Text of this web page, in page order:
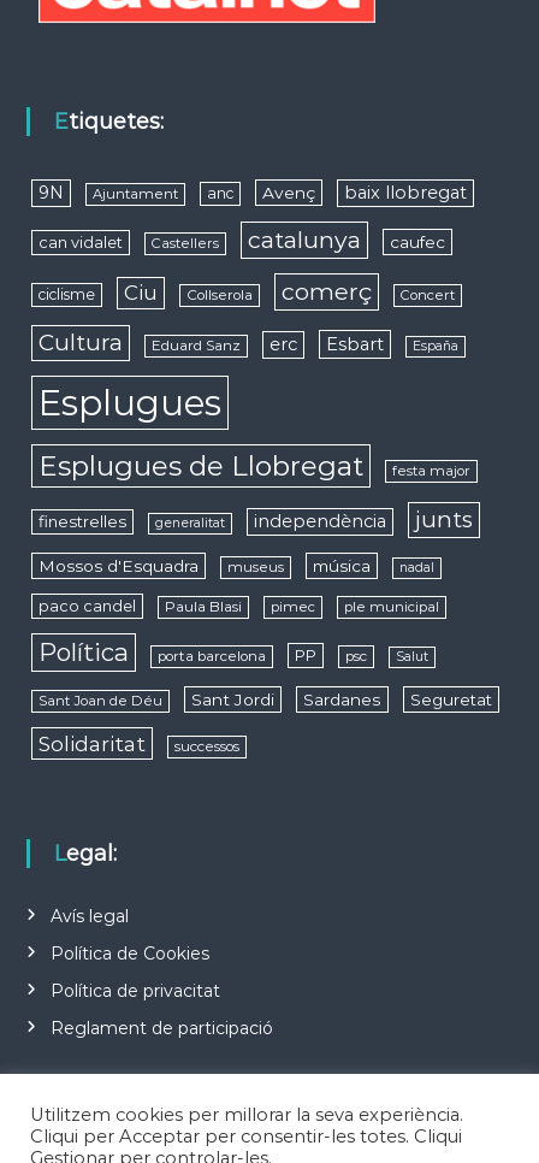
Etiquetes:
9N Ajuntament anc Avenç baix llobregat
can vidalet Castellers catalunya caufec
ciclisme Ciu Collserola comerç Concert
Cultura Eduard Sanz erc Esbart España
Esplugues
Esplugues de Llobregat festa major
finestrelles generalitat independència junts
Mossos d'Esquadra museus música nadal
paco candel Paula Blasi pimec ple municipal
Política porta barcelona PP psc Salut
Sant Joan de Déu Sant Jordi Sardanes Seguretat
Solidaritat successos
Legal:
Avís legal
Política de Cookies
Política de privacitat
Reglament de participació
Utilitzem cookies per millorar la seva experiència.
Cliqui per Acceptar per consentir-les totes. Cliqui
Gestionar per controlar-les.